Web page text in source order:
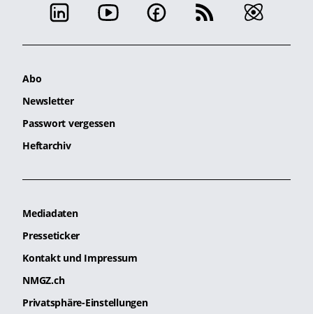
Abo
Newsletter
Passwort vergessen
Heftarchiv
Mediadaten
Presseticker
Kontakt und Impressum
NMGZ.ch
Privatsphäre-Einstellungen